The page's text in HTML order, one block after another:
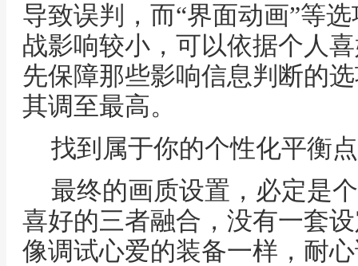
导致误判，而“界面动画”等
战影响较小，可以依据个人
先保障那些影响信息判断的
其调至最高。
找到属于你的个性化平衡点
最终的画质设置，必定是
喜好的三者融合，没有一套
像调试心爱的装备一样，耐